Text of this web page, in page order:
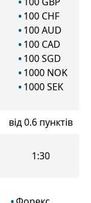
100 CHF
100 AUD
100 CAD
100 SGD
1000 NOK
1000 SEK
від 0.6 пунктів
1:30